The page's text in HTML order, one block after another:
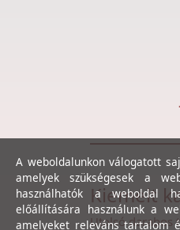
Kiemelt
Utolsó darabos
A weboldalunkon válogatott
amelyek szükségesek a
használhatók a weboldal
előállítására használunk a
amelyeket releváns tartalom